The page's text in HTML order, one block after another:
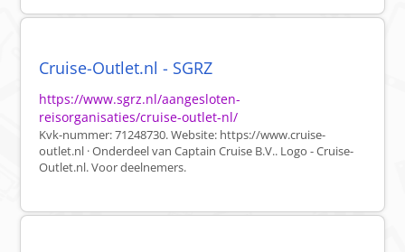
Cruise-Outlet.nl - SGRZ
https://www.sgrz.nl/aangesloten-
reisorganisaties/cruise-outlet-nl/
Kvk-nummer: 71248730. Website: https://www.cruise-
outlet.nl · Onderdeel van Captain Cruise B.V.. Logo - Cruise-
Outlet.nl. Voor deelnemers.